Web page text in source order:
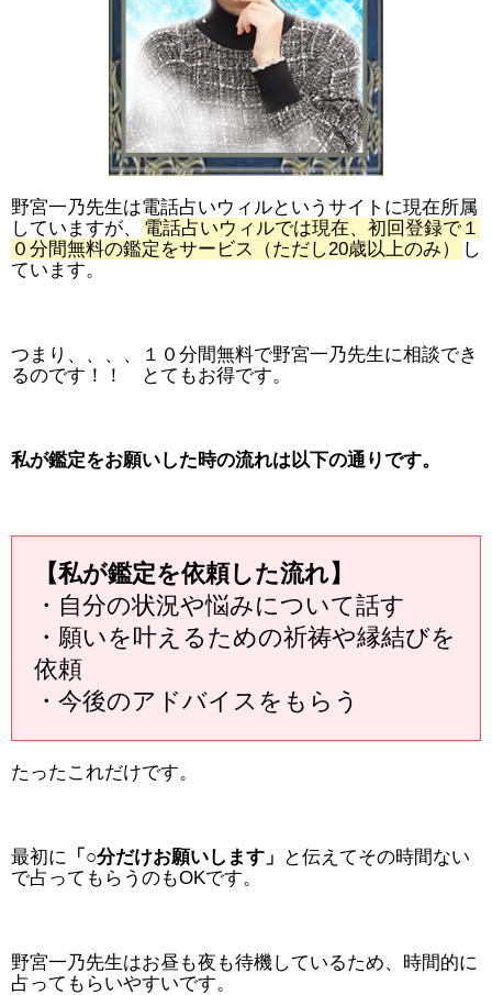
野宮一乃先生は電話占いウィルというサイトに現在所属
していますが、
電話占いウィルでは現在、初回登録で１
０分間無料の鑑定をサービス（ただし20歳以上のみ）
し
ています。
つまり、、、、１０分間無料で野宮一乃先生に相談でき
るのです！！ とてもお得です。
私が鑑定をお願いした時の流れは以下の通りです。
【私が鑑定を依頼した流れ】
・自分の状況や悩みについて話す
・願いを叶えるための祈祷や縁結びを
依頼
・今後のアドバイスをもらう
たったこれだけです。
最初に 「○分だけお願いします」
と伝えてその時間ない
で占ってもらうのもOKです。
野宮一乃先生はお昼も夜も待機しているため、時間的に
占ってもらいやすいです。